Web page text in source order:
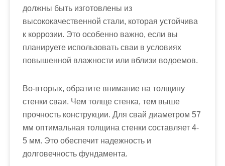
должны быть изготовлены из
высококачественной стали, которая устойчива
к коррозии. Это особенно важно, если вы
планируете использовать сваи в условиях
повышенной влажности или вблизи водоемов.
Во-вторых, обратите внимание на толщину
стенки сваи. Чем толще стенка, тем выше
прочность конструкции. Для свай диаметром 57
мм оптимальная толщина стенки составляет 4-
5 мм. Это обеспечит надежность и
долговечность фундамента.